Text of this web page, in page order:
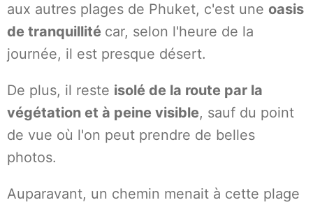
aux autres plages de Phuket, c'est une oasis
de tranquillité car, selon l'heure de la
journée, il est presque désert.
De plus, il reste isolé de la route par la
végétation et à peine visible, sauf du point
de vue où l'on peut prendre de belles
photos.
Auparavant, un chemin menait à cette plage